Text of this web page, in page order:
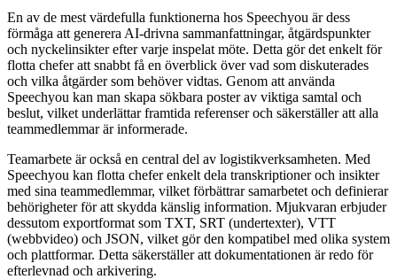
En av de mest värdefulla funktionerna hos Speechyou är dess
förmåga att generera AI-drivna sammanfattningar, åtgärdspunkter
och nyckelinsikter efter varje inspelat möte. Detta gör det enkelt för
flotta chefer att snabbt få en överblick över vad som diskuterades
och vilka åtgärder som behöver vidtas. Genom att använda
Speechyou kan man skapa sökbara poster av viktiga samtal och
beslut, vilket underlättar framtida referenser och säkerställer att alla
teammedlemmar är informerade.
Teamarbete är också en central del av logistikverksamheten. Med
Speechyou kan flotta chefer enkelt dela transkriptioner och insikter
med sina teammedlemmar, vilket förbättrar samarbetet och definierar
behörigheter för att skydda känslig information. Mjukvaran erbjuder
dessutom exportformat som TXT, SRT (undertexter), VTT
(webbvideo) och JSON, vilket gör den kompatibel med olika system
och plattformar. Detta säkerställer att dokumentationen är redo för
efterlevnad och arkivering.